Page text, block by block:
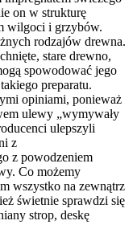
on w strukturę
wilgoci i grzybów.
rodzajów drewna.
stare drewno,
spowodować jego
preparatu.
opiniami, ponieważ
ulewy „wymywały
ulepszyli
z
z powodzeniem
Co możemy
wszystko na zewnątrz
świetnie sprawdzi się
strop, deskę